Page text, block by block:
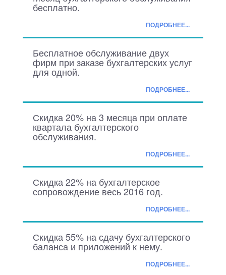
бесплатно.
ПОДРОБНЕЕ...
Бесплатное обслуживание двух
фирм при заказе бухгалтерских услуг
для одной.
ПОДРОБНЕЕ...
Скидка 20% на 3 месяца при оплате
квартала бухгалтерского
обслуживания.
ПОДРОБНЕЕ...
Скидка 22% на бухгалтерское
сопровождение весь 2016 год.
ПОДРОБНЕЕ...
Скидка 55% на сдачу бухгалтерского
баланса и приложений к нему.
ПОДРОБНЕЕ...